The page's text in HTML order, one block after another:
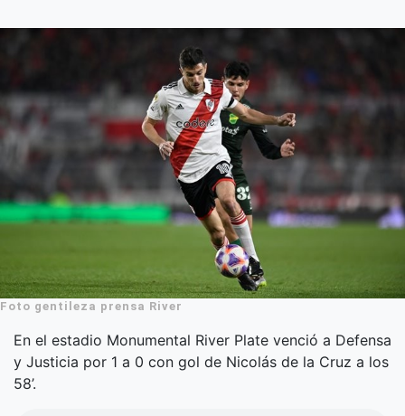
Foto gentileza prensa River
En el estadio Monumental River Plate venció a Defensa
y Justicia por 1 a 0 con gol de Nicolás de la Cruz a los
58’.